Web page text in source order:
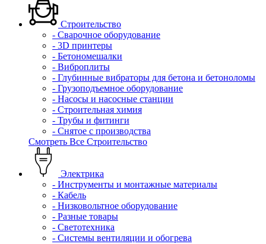
Строительство
- Сварочное оборудование
- 3D принтеры
- Бетономешалки
- Виброплиты
- Глубинные вибраторы для бетона и бетоноломы
- Грузоподъемное оборудование
- Насосы и насосные станции
- Строительная химия
- Трубы и фитинги
- Снятое с производства
Смотреть Все Строительство
Электрика
- Инструменты и монтажные материалы
- Кабель
- Низковольтное оборудование
- Разные товары
- Светотехника
- Системы вентиляции и обогрева